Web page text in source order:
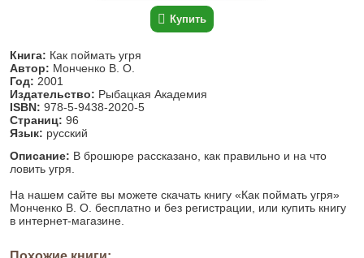
Купить
Книга: Как поймать угря
Автор: Монченко В. О.
Год: 2001
Издательство: Рыбацкая Академия
ISBN: 978-5-9438-2020-5
Страниц: 96
Язык: русский
Описание: В брошюре рассказано, как правильно и на что
ловить угря.
На нашем сайте вы можете скачать книгу «Как поймать угря»
Монченко В. О. бесплатно и без регистрации, или купить книгу
в интернет-магазине.